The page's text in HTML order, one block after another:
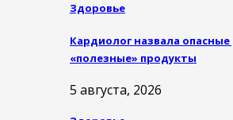
Здоровье
Кардиолог назвала
«полезные» продукты
5 августа, 2026